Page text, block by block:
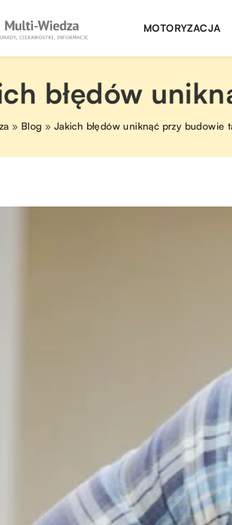
MOTORYZACJA
błędów
» Blog » Jakich błędów uniknąć przy budowie